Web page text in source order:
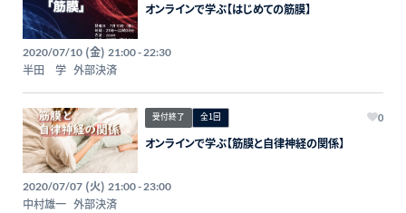
オンラインで学ぶ【はじめての筋膜】
2020/07/10 (金) 21:00 - 22:30
半田 学 外部決済
受付終了 全1回 0
オンラインで学ぶ【筋膜と自律神経の関係】
2020/07/07 (火) 21:00 - 23:00
中村雄一 外部決済